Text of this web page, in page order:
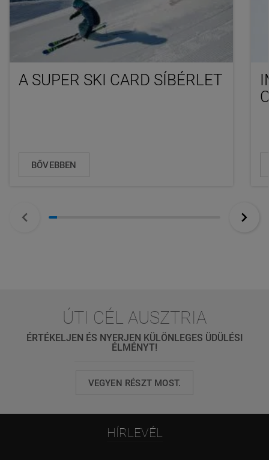
A SUPER SKI CARD SÍBÉRLET
BŐVEBBEN
ÚTI CÉL AUSZTRIA
ÉRTÉKELJEN ÉS NYERJEN KÜLÖNLEGES ÜDÜLÉSI
ÉLMÉNYT!
VEGYEN RÉSZT MOST.
HÍRLEVÉL